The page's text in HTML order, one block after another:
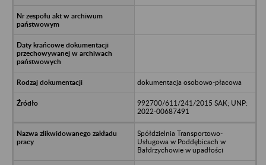
dokumentacja osobowo-płacowa
992700/611/241/2015 SAK; UNP:
2022-00687491
Spółdzielnia Transportowo-
Usługowa w Poddębicach w
Bałdrzychowie w upadłości